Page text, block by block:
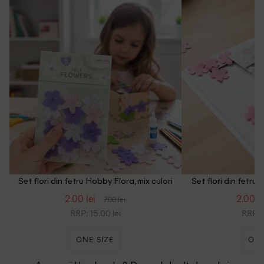
Set flori din fetru Hobby Flora, mix culori
2.00 lei 7.00 lei
RRP: 15.00 lei
ONE SIZE
Set flori din fetru
2.00
RRP: